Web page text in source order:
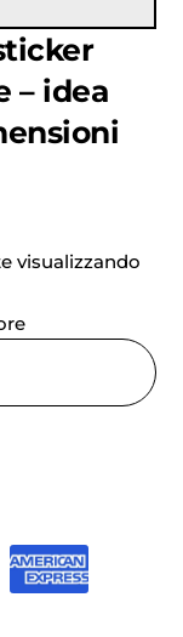
– idea
visualizzando